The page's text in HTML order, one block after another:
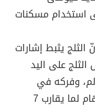
استخدام مسكنات
الثلج يثبط إشارات
على اليد
وفركه في
المنطقة التي تقع بين السبابة والإبهام لما يقارب 7